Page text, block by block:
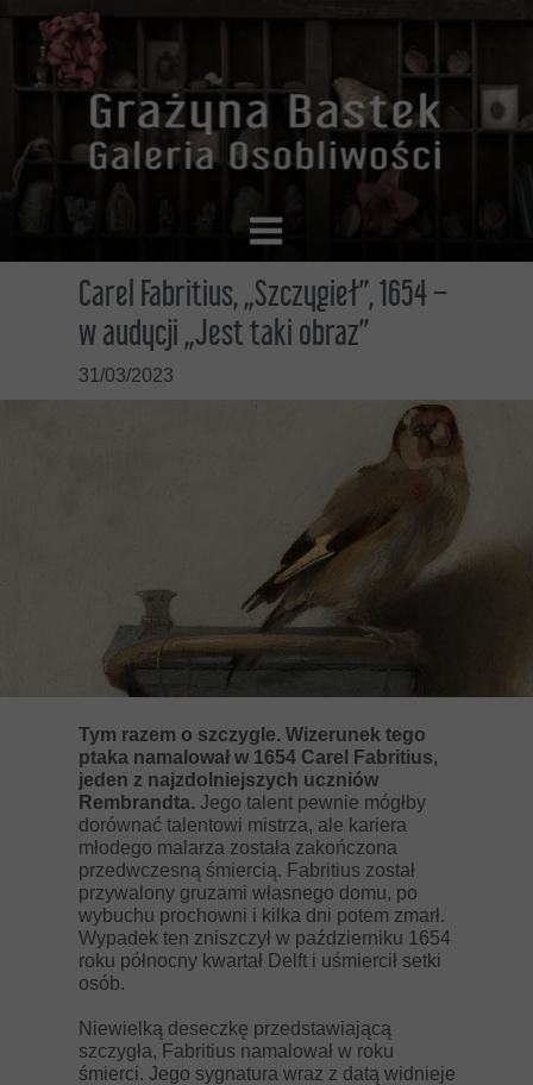
31/03/2023
Carel Fabritius, „Szczygieł”, 1654 –
w audycji „Jest taki obraz”
Tym razem o szczygle. Wizerunek tego
ptaka namalował w 1654 Carel Fabritius,
jeden z najzdolniejszych uczniów
Rembrandta. Jego talent pewnie mógłby
dorównać talentowi mistrza, ale kariera
młodego malarza została zakończona
przedwczesną śmiercią. Fabritius został
przywalony gruzami własnego domu, po
wybuchu prochowni i kilka dni potem zmarł.
Wypadek ten zniszczył w październiku 1654
roku północny kwartał Delft i uśmiercił setki
osób.
Niewielką deseczkę przedstawiającą
szczygła, Fabritius namalował w roku
śmierci. Jego sygnatura wraz z datą widnieje